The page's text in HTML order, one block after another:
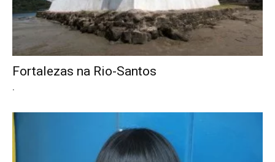
Fortalezas na Rio-Santos
.